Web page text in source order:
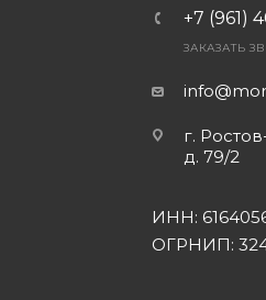
+7 (961)
ЗАКАЗАТЬ
г.
д. 79/2
ИНН:
ОГРНИП: